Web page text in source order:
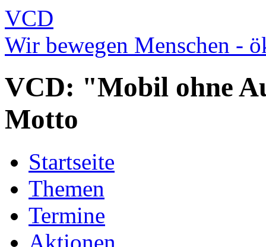
VCD
Wir bewegen Menschen -
VCD: "Mobil ohne
Motto
Startseite
Themen
Termine
Aktionen